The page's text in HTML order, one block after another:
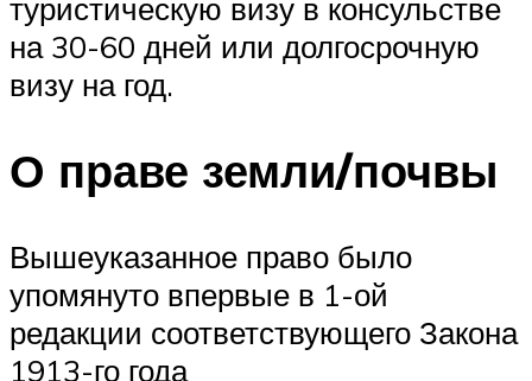
туристическую визу в консульстве
на 30-60 дней или долгосрочную
визу на год.
О праве земли/почвы
Вышеуказанное право было
упомянуто впервые в 1-ой
редакции соответствующего Закона
1913-го года